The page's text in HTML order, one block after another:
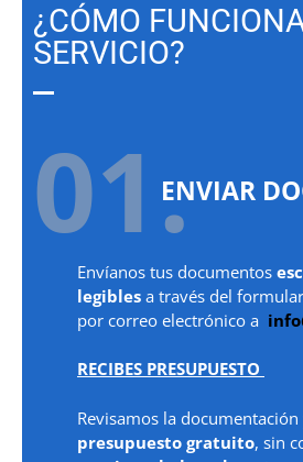
¿CÓMO
SERVICIO?
01.ENVIAR
Envíanos tus documentos
legibles a través del
por correo electrónico a
RECIBES PRESUPUESTO
Revisamos la
presupuesto gratuito, sin